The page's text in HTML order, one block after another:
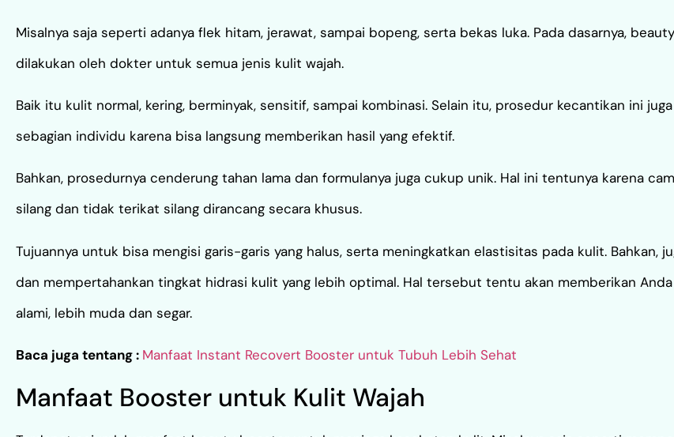
Misalnya saja seperti adanya flek hitam, jerawat, sampai bopeng, serta bekas luka. Pada dasarnya,
dilakukan oleh dokter untuk semua jenis kulit wajah.
Baik itu kulit normal, kering, berminyak, sensitif, sampai kombinasi. Selain itu, prosedur kecantikan ini
sebagian individu karena bisa langsung memberikan hasil yang efektif.
Bahkan, prosedurnya cenderung tahan lama dan formulanya juga cukup unik. Hal ini tentunya karena
silang dan tidak terikat silang dirancang secara khusus.
Tujuannya untuk bisa mengisi garis-garis yang halus, serta meningkatkan elastisitas pada kulit. Bahkan,
dan mempertahankan tingkat hidrasi kulit yang lebih optimal. Hal tersebut tentu akan memberikan
alami, lebih muda dan segar.
Baca juga tentang : Manfaat Instant Recovert Booster untuk Tubuh Lebih Sehat
Manfaat Booster untuk Kulit Wajah